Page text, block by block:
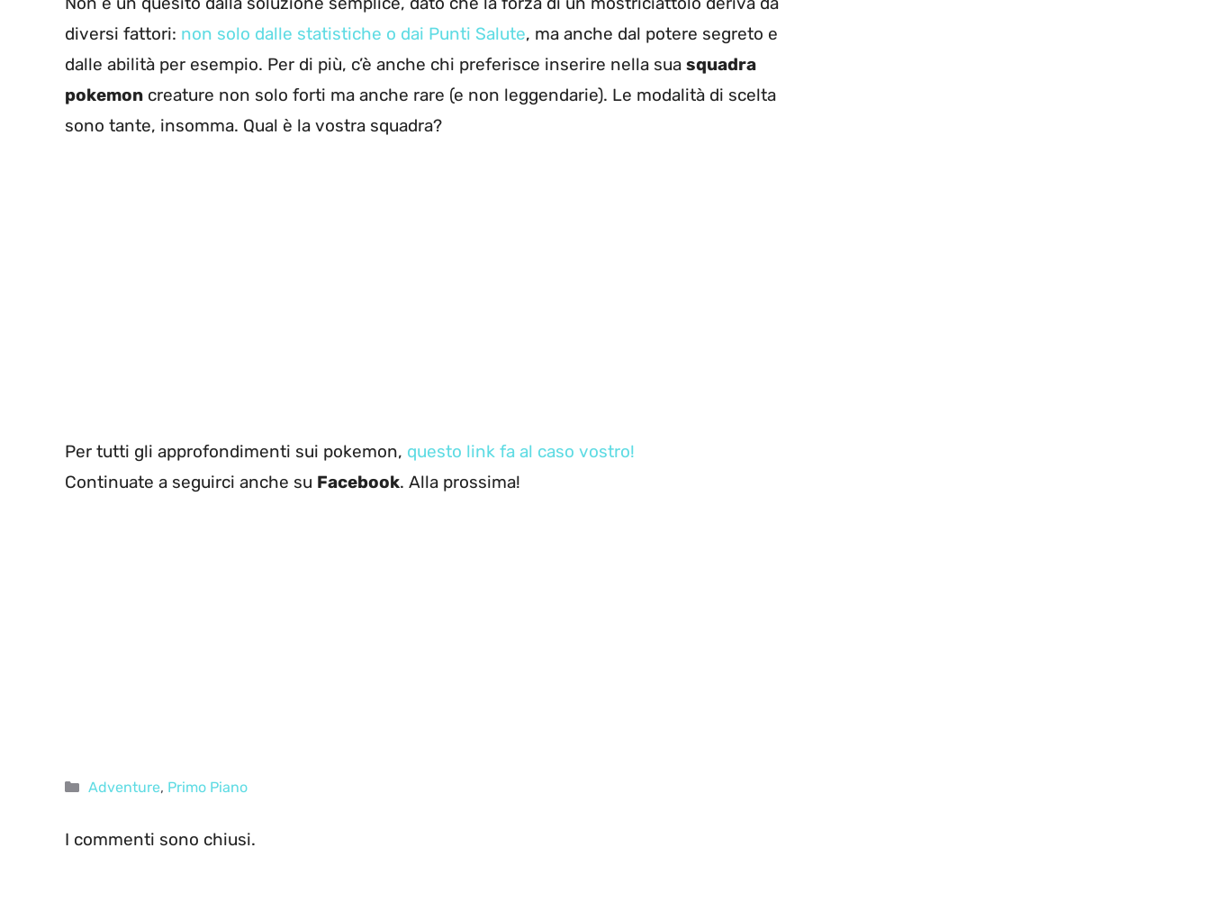
diversi fattori: non solo dalle statistiche o dai Punti Salute, ma anche dal potere segreto e
dalle abilità per esempio. Per di più, c’è anche chi preferisce inserire nella sua squadra
pokemon creature non solo forti ma anche rare (e non leggendarie). Le modalità di scelta
sono tante, insomma. Qual è la vostra squadra?
Per tutti gli approfondimenti sui pokemon, questo link fa al caso vostro!
Continuate a seguirci anche su Facebook. Alla prossima!
Categorie
Adventure, Primo Piano
I commenti sono chiusi.